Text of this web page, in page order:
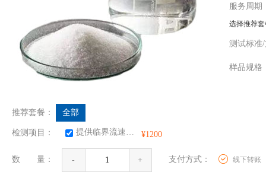
服务周
选择推荐
测试标
样品规
推荐套餐： 全部
检测项目： 提供临界流速、临界盐度、水敏和盐敏指数、酸敏指数、碱敏指数及 临界应力、渗透率伤害率、临界应力及相关实验曲线。用于储层敏感性评价实验和储层保护研究 ¥1200
数 量： - + 支付方式： 线下转账